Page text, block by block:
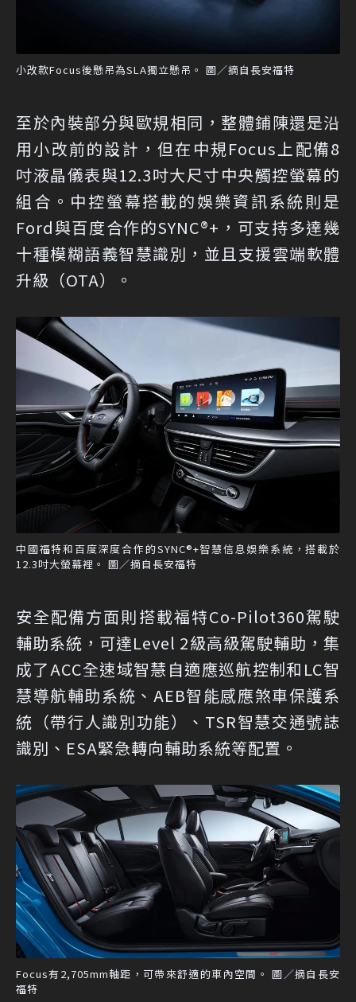
小改款Focus後懸吊為SLA獨立懸吊。 圖／摘自長安福特
至於內裝部分與歐規相同，整體鋪陳還是沿
用小改前的設計，但在中規Focus上配備8
吋液晶儀表與12.3吋大尺寸中央觸控螢幕的
組合。中控螢幕搭載的娛樂資訊系統則是
Ford與百度合作的SYNC®+，可支持多達幾
十種模糊語義智慧識別，並且支援雲端軟體
升級（OTA）。
中國福特和百度深度合作的SYNC®+智慧信息娛樂系統，搭載於
12.3吋大螢幕裡。 圖／摘自長安福特
安全配備方面則搭載福特Co-Pilot360駕駛
輔助系統，可達Level 2級高級駕駛輔助，集
成了ACC全速域智慧自適應巡航控制和LC智
慧導航輔助系統、AEB智能感應煞車保護系
統（帶行人識別功能）、TSR智慧交通號誌
識別、ESA緊急轉向輔助系統等配置。
Focus有2,705mm軸距，可帶來舒適的車內空間。 圖／摘自長安
福特